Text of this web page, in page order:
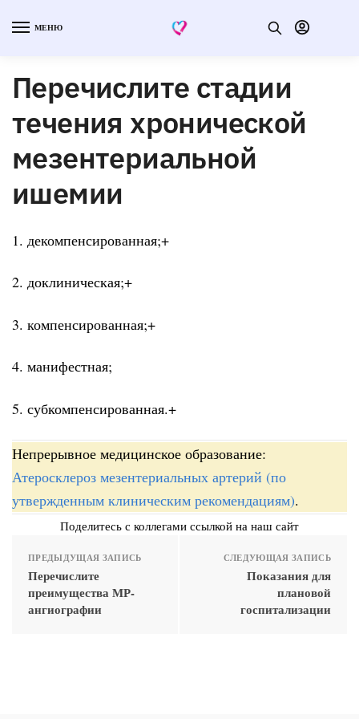
МЕНЮ
Перечислите стадии
течения хронической
мезентериальной
ишемии
1. декомпенсированная;+
2. доклиническая;+
3. компенсированная;+
4. манифестная;
5. субкомпенсированная.+
Непрерывное медицинское образование:
Атеросклероз мезентериальных артерий (по
утвержденным клиническим рекомендациям).
Поделитесь с коллегами ссылкой на наш сайт
ПРЕДЫДУЩАЯ ЗАПИСЬ
Перечислите
преимущества МР-
ангиографии
СЛЕДУЮЩАЯ ЗАПИСЬ
Показания для
плановой
госпитализации